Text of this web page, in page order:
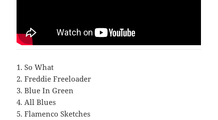
1. So What
2. Freddie Freeloader
3. Blue In Green
4. All Blues
5. Flamenco Sketches